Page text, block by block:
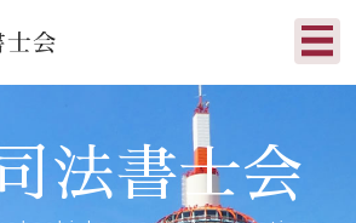
法書士会